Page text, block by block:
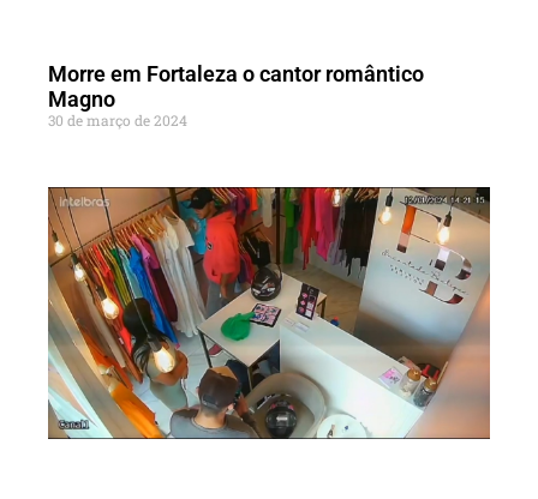
Morre em Fortaleza o cantor romântico
Magno
30 de março de 2024